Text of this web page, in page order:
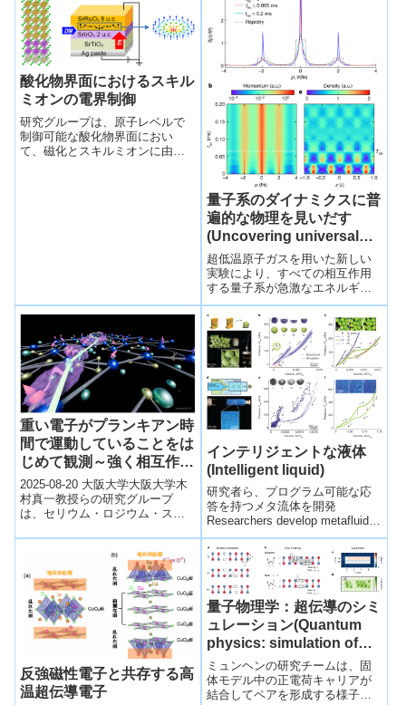
エネル...
酸化物界面におけるスキル
ミオンの電界制御
研究グループは、原子レベルで
制御可能な酸化物界面におい
て、磁化とスキルミオンに由来
量子系のダイナミクスに普
遍的な物理を見いだす
(Uncovering universal
physics in the dynamics
of a quantum system)
超低温原子ガスを用いた新しい
実験により、すべての相互作用
する量子系が急激なエネルギー
流入の後にどのように進化する
かに光が当たるNew experiments
w...
重い電子がプランキアン時
間で運動していることをは
じめて観測～強く相互作用
した電子の新たな法則を発
見～
2025-08-20 大阪大学大阪大学木
村真一教授らの研究グループ
は、セリウム・ロジウム・スズ
電子」の寿命が量子力学的ゆら
インテリジェントな液体
(Intelligent liquid)
研究者ら、プログラム可能な応
答を持つメタ流体を開発
Researchers develop metafluid
with programmable respons...
反強磁性電子と共存する高
温超伝導電子
量子物理学：超伝導のシミ
ュレーション(Quantum
physics: simulation of
superconductivity)
ミュンヘンの研究チームは、固
体モデル中の正電荷キャリアが
結合してペアを形成する様子